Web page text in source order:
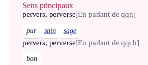
Sens principaux
pervers, perverse[En parlant de qqn]
pur sain sage
pervers, perverse[En parlant de qqch]
bon